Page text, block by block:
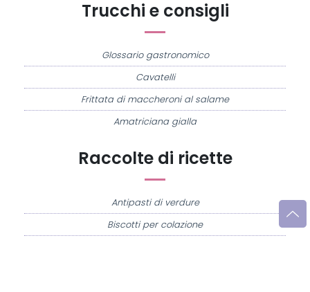
Raccolte di ricette
Antipasti di verdure
Biscotti per colazione
Trucchi e consigli
Glossario gastronomico
Cavatelli
Frittata di maccheroni al salame
Amatriciana gialla